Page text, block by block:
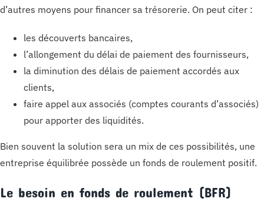
d’autres moyens pour financer sa trésorerie. On peut citer :
les découverts bancaires,
l’allongement du délai de paiement des fournisseurs,
la diminution des délais de paiement accordés aux
clients,
faire appel aux associés (comptes courants d’associés)
pour apporter des liquidités.
Bien souvent la solution sera un mix de ces possibilités, une
entreprise équilibrée possède un fonds de roulement positif.
Le besoin en fonds de roulement (BFR)